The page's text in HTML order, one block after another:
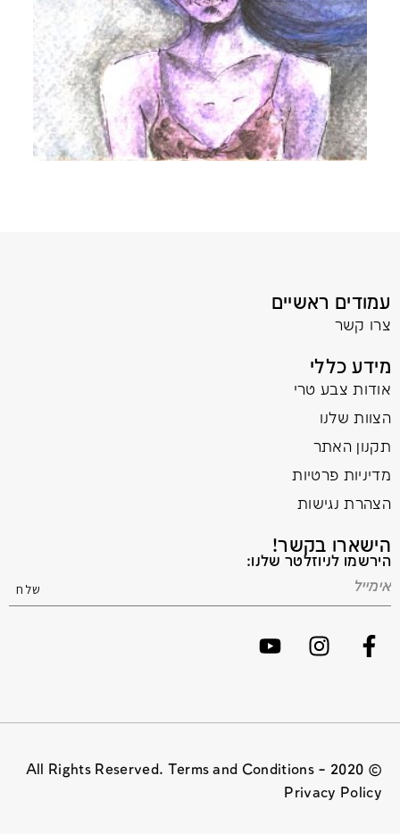
עמודים ראשיים
צרו קשר
מידע כללי
אודות צבע טרי
הצוות שלנו
תקנון האתר
מדיניות פרטיות
הצהרת נגישות
הישארו בקשר!
הירשמו לניוזלטר שלנו:
© 2020 All Rights Reserved. Terms and Conditions –
Privacy Policy